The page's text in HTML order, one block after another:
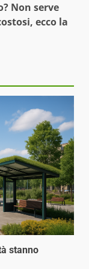
Non serve
ecco la
stanno